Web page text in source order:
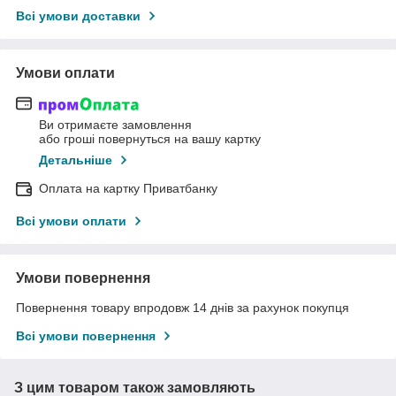
Всі умови доставки
Умови оплати
Ви отримаєте замовлення
або гроші повернуться на вашу картку
Детальніше
Оплата на картку Приватбанку
Всі умови оплати
Умови повернення
Повернення товару впродовж 14 днів за рахунок покупця
Всі умови повернення
З цим товаром також замовляють